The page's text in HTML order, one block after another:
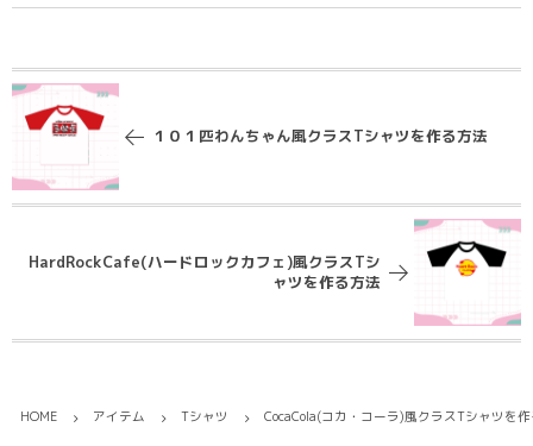
１０１匹わんちゃん風クラスTシャツを作る方法
HardRockCafe(ハードロックカフェ)風クラスTシ
ャツを作る方法
HOME アイテム Tシャツ CocaCola(コカ・コーラ)風クラスTシャツを